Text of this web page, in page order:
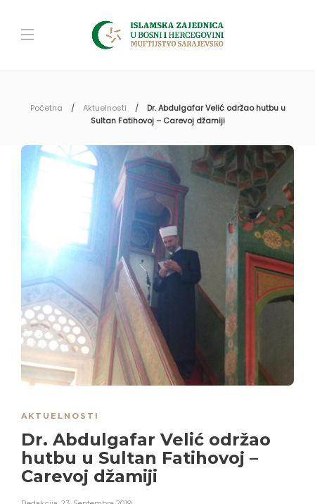
Početna Aktuelnosti
Dr. Abdulgafar Velić održao hutbu u
Sultan Fatihovoj – Carevoj džamiji
AKTUELNOSTI
Dr. Abdulgafar Velić održao
hutbu u Sultan Fatihovoj –
Carevoj džamiji